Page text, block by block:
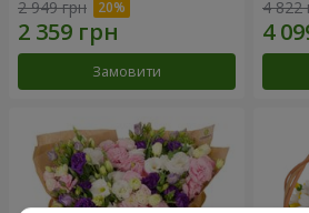
2 949 грн
Замовити
4 822